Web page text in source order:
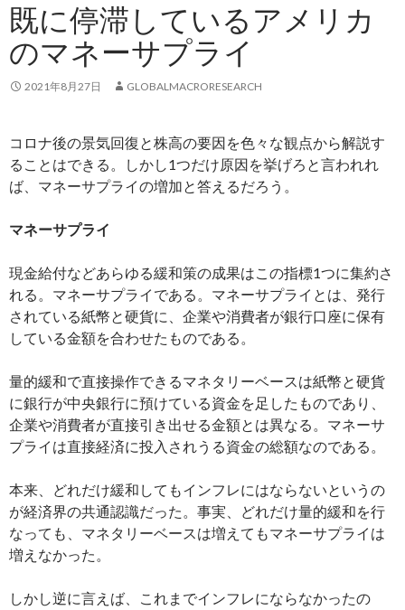
既に停滞しているアメリカ
のマネーサプライ
2021年8月27日 GLOBALMACRORESEARCH
コロナ後の景気回復と株高の要因を色々な観点から解説す
ることはできる。しかし1つだけ原因を挙げろと言われれ
ば、マネーサプライの増加と答えるだろう。
マネーサプライ
現金給付などあらゆる緩和策の成果はこの指標1つに集約さ
れる。マネーサプライである。マネーサプライとは、発行
されている紙幣と硬貨に、企業や消費者が銀行口座に保有
している金額を合わせたものである。
量的緩和で直接操作できるマネタリーベースは紙幣と硬貨
に銀行が中央銀行に預けている資金を足したものであり、
企業や消費者が直接引き出せる金額とは異なる。マネーサ
プライは直接経済に投入されうる資金の総額なのである。
本来、どれだけ緩和してもインフレにはならないというの
が経済界の共通認識だった。事実、どれだけ量的緩和を行
なっても、マネタリーベースは増えてもマネーサプライは
増えなかった。
しかし逆に言えば、これまでインフレにならなかったの